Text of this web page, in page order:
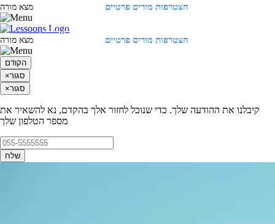
הצטרפות מורים פרטיים מצא מורה
הצטרפות מורים פרטיים מצא מורה
הקודם
×סגור
×סגור
קיבלנו את ההודעה שלך. כדי שנוכל לחזור אלך בהקדם, נא להשאיר את
מספר הטלפון שלך
שלח